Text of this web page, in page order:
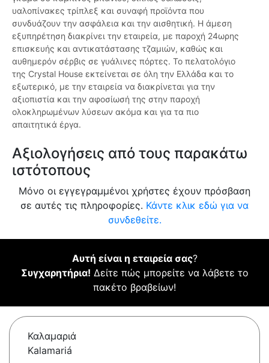
υαλοπίνακες τρίπλεξ και συναφή προϊόντα που
συνδυάζουν την ασφάλεια και την αισθητική. Η άμεση
εξυπηρέτηση διακρίνει την εταιρεία, με παροχή 24ωρης
επισκευής και αντικατάστασης τζαμιών, καθώς και
αυθημερόν σέρβις σε γυάλινες πόρτες. Το πελατολόγιο
της Crystal House εκτείνεται σε όλη την Ελλάδα και το
εξωτερικό, με την εταιρεία να διακρίνεται για την
αξιοπιστία και την αφοσίωσή της στην παροχή
ολοκληρωμένων λύσεων ακόμα και για τα πιο
απαιτητικά έργα.
Αξιολογήσεις από τους παρακάτω
ιστότοπους
Μόνο οι εγγεγραμμένοι χρήστες έχουν πρόσβαση
σε αυτές τις πληροφορίες. Κάντε κλικ εδώ για να
συνδεθείτε.
Αυτή είναι η εταιρεία σας?
Συγχαρητήρια! Δείτε πώς μπορείτε να λάβετε το
πακέτο βραβείων!
Καλαμαριά
Kalamariá